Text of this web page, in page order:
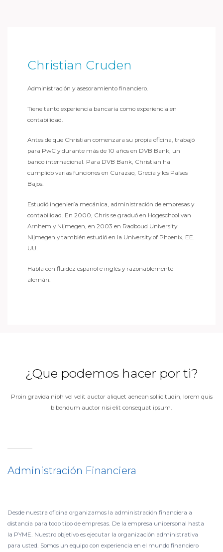
Christian Cruden
Administración y asesoramiento financiero.
Tiene tanto experiencia bancaria como experiencia en
contabilidad.
Antes de que Christian comenzara su propia oficina, trabajó
para PwC y durante más de 10 años en DVB Bank, un
banco internacional. Para DVB Bank, Christian ha
cumplido varias funciones en Curazao, Grecia y los Países
Bajos.
Estudió ingeniería mecánica, administración de empresas y
contabilidad. En 2000, Chris se graduó en Hogeschool van
Arnhem y Nijmegen, en 2003 en Radboud University
Nijmegen y también estudió en la University of Phoenix, EE.
UU.
Habla con fluidez español e inglés y razonablemente
alemán.
¿Que podemos hacer por ti?
Proin gravida nibh vel velit auctor aliquet aenean sollicitudin, lorem quis
bibendum auctor nisi elit consequat ipsum.
Administración Financiera
Desde nuestra oficina organizamos la administración financiera a
distancia para todo tipo de empresas. De la empresa unipersonal hasta
la PYME. Nuestro objetivo es ejecutar la organización administrativa
para usted. Somos un equipo con experiencia en el mundo financiero